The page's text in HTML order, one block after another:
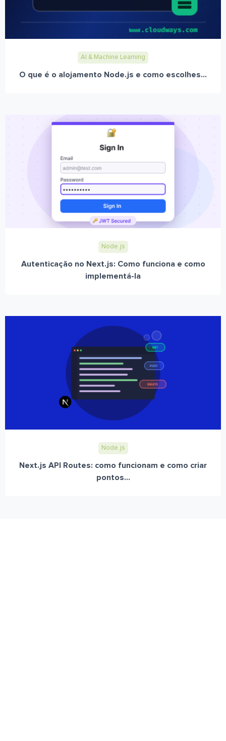
AI & Machine Learning
O que é o alojamento Node.js e como escolhes...
Node.js
Autenticação no Next.js: Como funciona e como
implementá-la
Node.js
Next.js API Routes: como funcionam e como criar
pontos...